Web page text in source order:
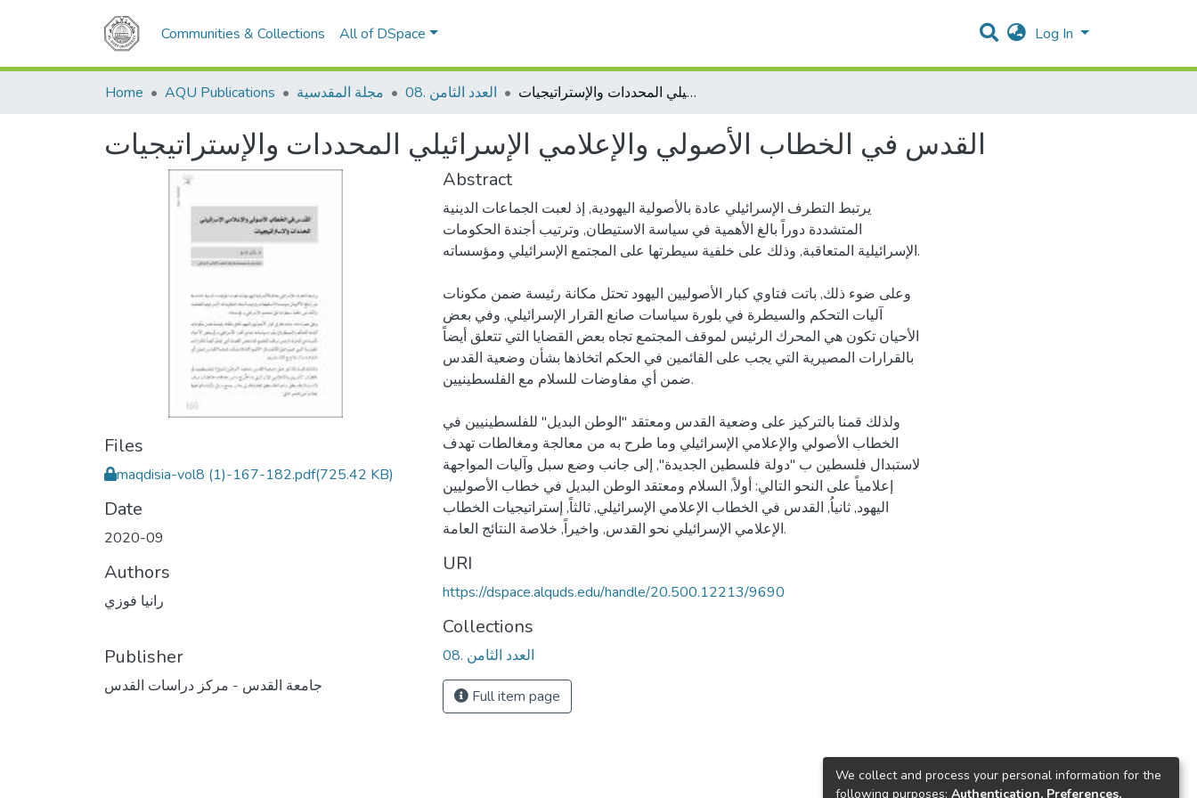
Communities & Collections All of DSpace Log In
Home AQU Publications مجلة المقدسية 08. العدد الثامن القدس في الخطاب الأصولي والإعلامي الإسرائيلي المحددات والإستراتيجيات
القدس في الخطاب الأصولي والإعلامي الإسرائيلي المحددات والإستراتيجيات
Files
maqdisia-vol8 (1)-167-182.pdf(725.42 KB)
Date
2020-09
Authors
رانيا فوزي
Publisher
جامعة القدس - مركز دراسات القدس
Abstract
يرتبط التطرف الإسرائيلي عادة بالأصولية اليهودية, إذ لعبت الجماعات الدينية
المتشددة دوراً بالغ الأهمية في سياسة الاستيطان, وترتيب أجندة الحكومات
الإسرائيلية المتعاقبة, وذلك على خلفية سيطرتها على المجتمع الإسرائيلي ومؤسساته.
وعلى ضوء ذلك, باتت فتاوي كبار الأصوليين اليهود تحتل مكانة رئيسة ضمن مكونات
آليات التحكم والسيطرة في بلورة سياسات صانع القرار الإسرائيلي, وفي بعض
الأحيان تكون هي المحرك الرئيس لموقف المجتمع تجاه بعض القضايا التي تتعلق أيضاً
بالقرارات المصيرية التي يجب على القائمين في الحكم اتخاذها بشأن وضعية القدس
ضمن أي مفاوضات للسلام مع الفلسطينيين.
ولذلك قمنا بالتركيز على وضعية القدس ومعتقد "الوطن البديل" للفلسطينيين في
الخطاب الأصولي والإعلامي الإسرائيلي وما طرح به من معالجة ومغالطات تهدف
لاستبدال فلسطين ب "دولة فلسطين الجديدة", إلى جانب وضع سبل وآليات المواجهة
إعلامياً على النحو التالي: أولاً, السلام ومعتقد الوطن البديل في خطاب الأصوليين
اليهود, ثانياُ, القدس في الخطاب الإعلامي الإسرائيلي, ثالثاً, إستراتيجيات الخطاب
الإعلامي الإسرائيلي نحو القدس, واخيراً, خلاصة النتائج العامة.
URI
https://dspace.alquds.edu/handle/20.500.12213/9690
Collections
08. العدد الثامن
Full item page
We collect and process your personal information for the
following purposes: Authentication, Preferences,